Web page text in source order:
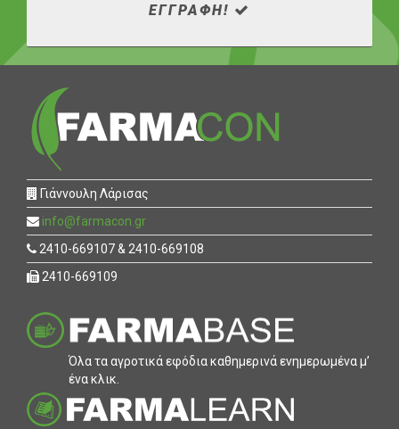
ΕΓΓΡΑΦΗ!
Γιάννουλη Λάρισας
info@farmacon.gr
2410-669107 & 2410-669108
2410-669109
Όλα τα αγροτικά εφόδια καθηµερινά ενηµερωµένα µ’
ένα κλικ.